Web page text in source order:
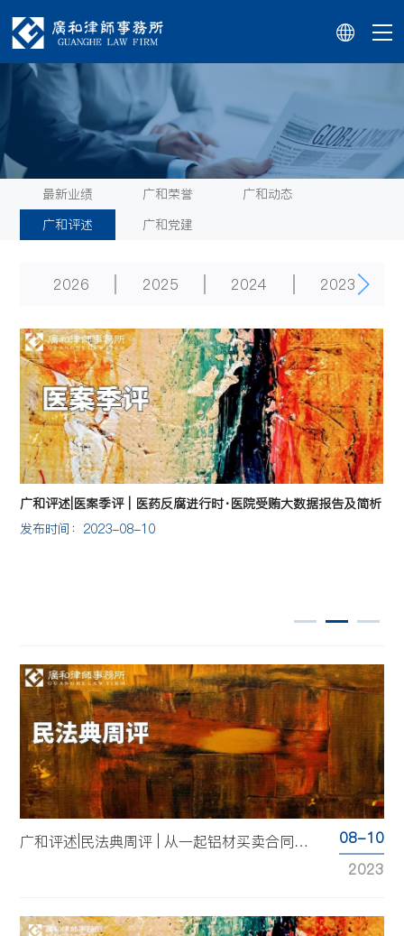
最新业绩 广和荣誉
广和动态
广和评述
广和党建
2026 2025 2024 2023
广和评述|医案季评 | 医药反腐进行时·医院受贿大数据报告及简析
发布时间：2023-08-10
广和评述|民法典周评 | 从一起铝材买卖合同纠纷案谈约定违约金最高限额的实务处理
08-10
2023